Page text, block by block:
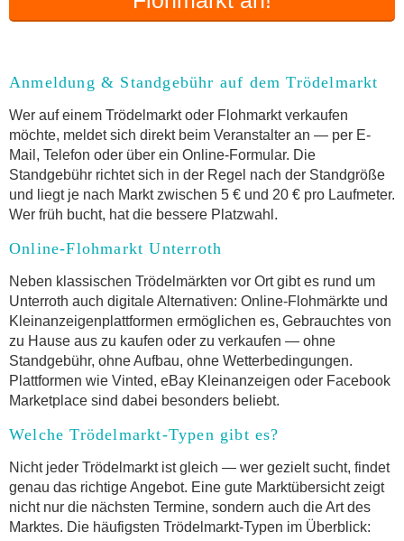
Anmeldung & Standgebühr auf dem Trödelmarkt
Wer auf einem Trödelmarkt oder Flohmarkt verkaufen
möchte, meldet sich direkt beim Veranstalter an — per E-
Mail, Telefon oder über ein Online-Formular. Die
Standgebühr richtet sich in der Regel nach der Standgröße
und liegt je nach Markt zwischen 5 € und 20 € pro Laufmeter.
Wer früh bucht, hat die bessere Platzwahl.
Online-Flohmarkt Unterroth
Neben klassischen Trödelmärkten vor Ort gibt es rund um
Unterroth auch digitale Alternativen: Online-Flohmärkte und
Kleinanzeigenplattformen ermöglichen es, Gebrauchtes von
zu Hause aus zu kaufen oder zu verkaufen — ohne
Standgebühr, ohne Aufbau, ohne Wetterbedingungen.
Plattformen wie Vinted, eBay Kleinanzeigen oder Facebook
Marketplace sind dabei besonders beliebt.
Welche Trödelmarkt-Typen gibt es?
Nicht jeder Trödelmarkt ist gleich — wer gezielt sucht, findet
genau das richtige Angebot. Eine gute Marktübersicht zeigt
nicht nur die nächsten Termine, sondern auch die Art des
Marktes. Die häufigsten Trödelmarkt-Typen im Überblick: